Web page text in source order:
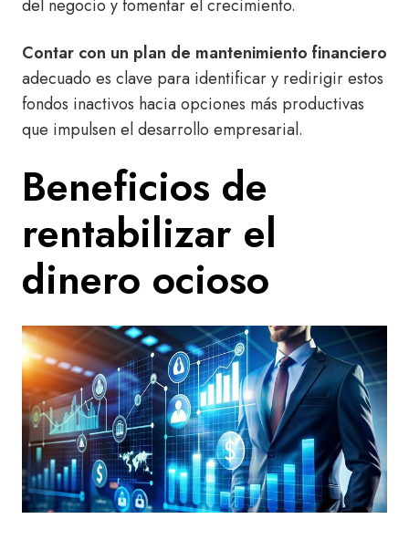
del negocio y fomentar el crecimiento.
Contar con un plan de mantenimiento financiero
adecuado es clave para identificar y redirigir estos
fondos inactivos hacia opciones más productivas
que impulsen el desarrollo empresarial.
Beneficios de
rentabilizar el
dinero ocioso